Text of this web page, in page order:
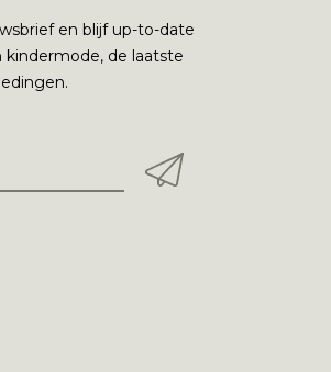
en blijf up-to-date
de laatste